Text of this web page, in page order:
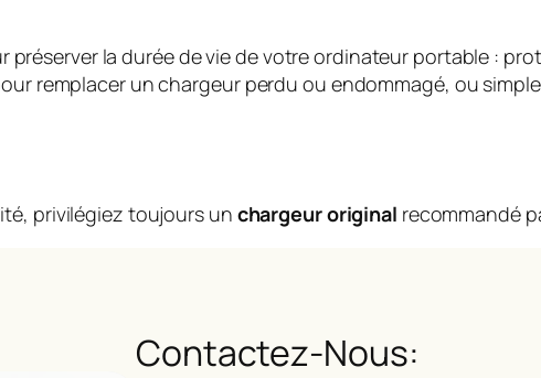
la durée de vie de votre ordinateur portable :
remplacer un chargeur perdu ou endommagé, ou
privilégiez toujours un chargeur original recommandé
Contactez-Nous: